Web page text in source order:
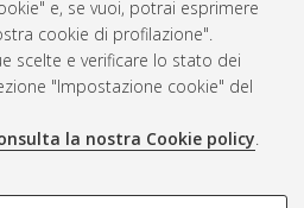
e, se vuoi, potrai esprimere
cookie di profilazione".
scelte e verificare lo stato dei
"Impostazione cookie" del
la nostra Cookie policy.